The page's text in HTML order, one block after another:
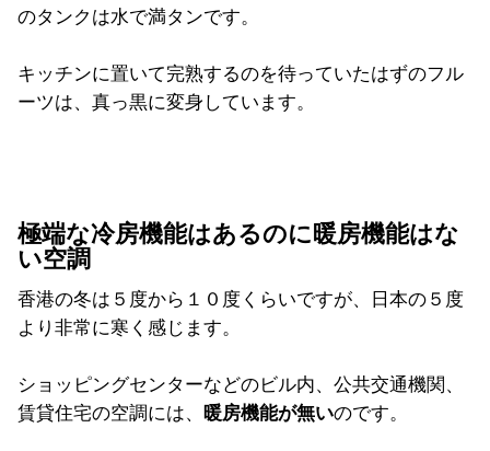
のタンクは水で満タンです。
キッチンに置いて完熟するのを待っていたはずのフル
ーツは、真っ黒に変身しています。
極端な冷房機能はあるのに暖房機能はな
い空調
香港の冬は５度から１０度くらいですが、日本の５度
より非常に寒く感じます。
ショッピングセンターなどのビル内、公共交通機関、
賃貸住宅の空調には、
暖房機能が無いのです。